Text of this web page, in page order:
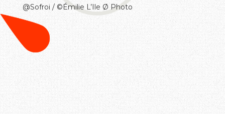
@Sofroi / ©Émilie L’Ile Ø Photo